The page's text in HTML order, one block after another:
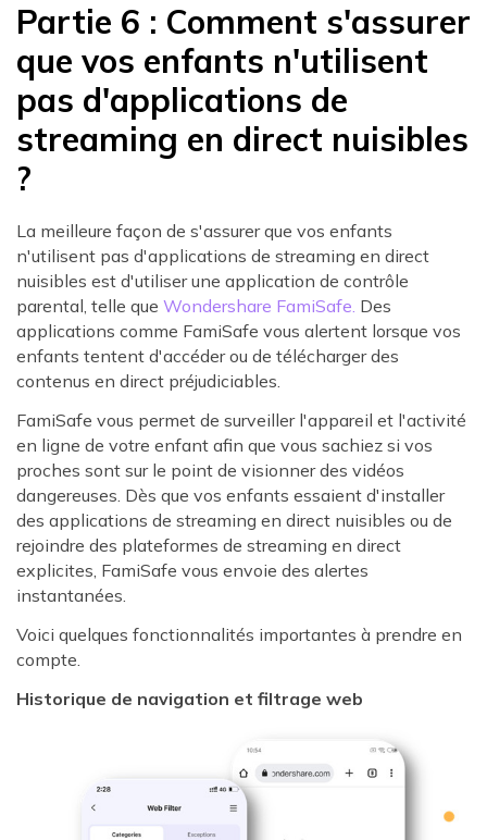
Partie 6 : Comment s'assurer
que vos enfants n'utilisent
pas d'applications de
streaming en direct nuisibles
?
La meilleure façon de s'assurer que vos enfants
n'utilisent pas d'applications de streaming en direct
nuisibles est d'utiliser une application de contrôle
parental, telle que Wondershare FamiSafe. Des
applications comme FamiSafe vous alertent lorsque vos
enfants tentent d'accéder ou de télécharger des
contenus en direct préjudiciables.
FamiSafe vous permet de surveiller l'appareil et l'activité
en ligne de votre enfant afin que vous sachiez si vos
proches sont sur le point de visionner des vidéos
dangereuses. Dès que vos enfants essaient d'installer
des applications de streaming en direct nuisibles ou de
rejoindre des plateformes de streaming en direct
explicites, FamiSafe vous envoie des alertes
instantanées.
Voici quelques fonctionnalités importantes à prendre en
compte.
Historique de navigation et filtrage web